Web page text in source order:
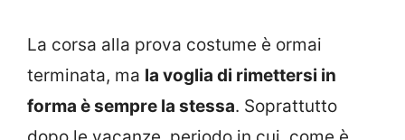
La corsa alla prova costume è ormai
terminata, ma la voglia di rimettersi in
forma è sempre la stessa. Soprattutto